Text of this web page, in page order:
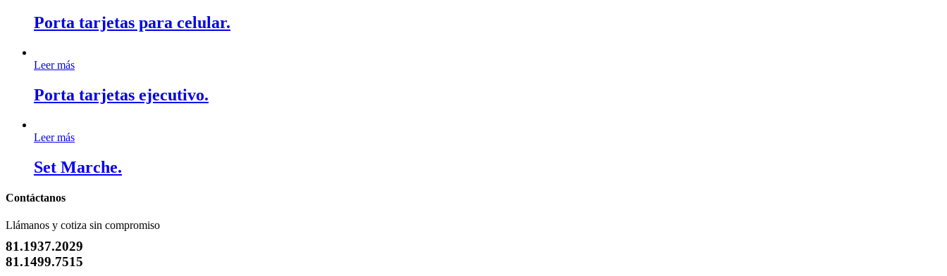
Porta tarjetas para celular.
Leer más
Porta tarjetas ejecutivo.
Leer más
Set Marche.
Contáctanos
Llámanos y cotiza sin compromiso
81.1937.2029
81.1499.7515